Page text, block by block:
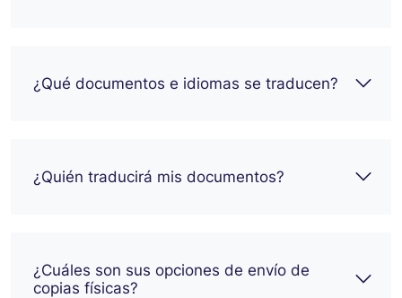
¿Qué documentos e idiomas se traducen?
¿Quién traducirá mis documentos?
¿Cuáles son sus opciones de envío de
copias físicas?